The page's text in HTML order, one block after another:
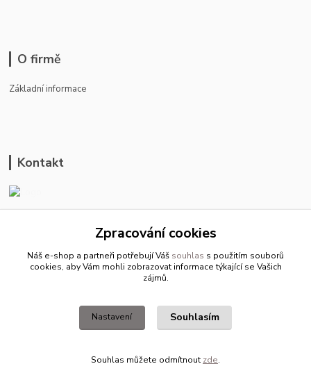
O firmě
Základní informace
Kontakt
+420 799 500 769
pracovní dny 8-11hod.,13-15hod.
Zpracování cookies
Náš e-shop a partneři potřebují Váš souhlas s použitím souborů
cookies, aby Vám mohli zobrazovat informace týkající se Vašich
zájmů.
Nastavení Souhlasím
Souhlas můžete odmítnout zde.